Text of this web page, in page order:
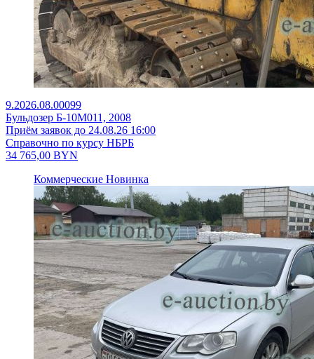
9.2026.08.00099
Бульдозер Б-10М011, 2008
Приём заявок до 24.08.26 16:00
Справочно по курсу НБРБ
34 765,00 BYN
Коммерческие Новинка